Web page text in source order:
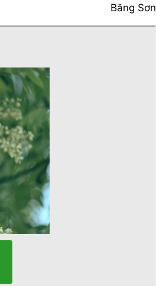
Băng Sơn